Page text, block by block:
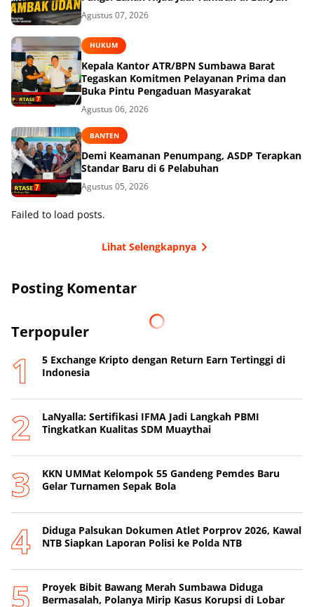
Agustus 07, 2026
HUKUM
Kepala Kantor ATR/BPN Sumbawa Barat
Tegaskan Komitmen Pelayanan Prima dan
Buka Pintu Pengaduan Masyarakat
Agustus 06, 2026
BANTEN
Demi Keamanan Penumpang, ASDP Terapkan
Standar Baru di 6 Pelabuhan
Agustus 05, 2026
Failed to load posts.
Lihat Selengkapnya
Posting Komentar
Terpopuler
5 Exchange Kripto dengan Return Earn Tertinggi di
Indonesia
LaNyalla: Sertifikasi IFMA Jadi Langkah PBMI
Tingkatkan Kualitas SDM Muaythai
KKN UMMat Kelompok 55 Gandeng Pemdes Baru
Gelar Turnamen Sepak Bola
Diduga Palsukan Dokumen Atlet Porprov 2026, Kawal
NTB Siapkan Laporan Polisi ke Polda NTB
Proyek Bibit Bawang Merah Sumbawa Diduga
Bermasalah, Polanya Mirip Kasus Korupsi di Lobar